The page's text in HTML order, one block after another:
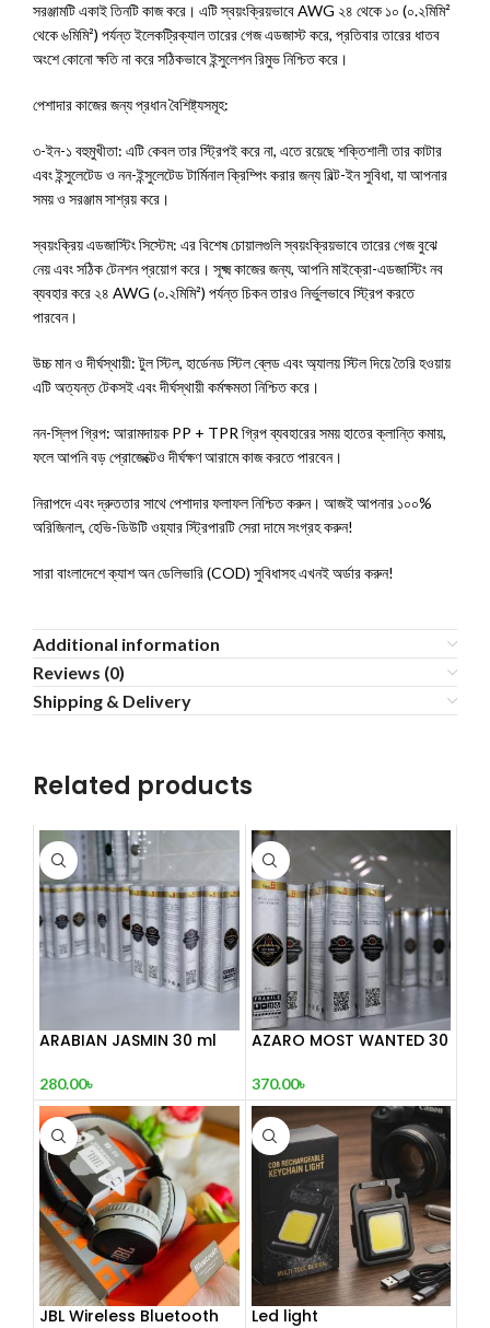
সরঞ্জামটি একাই তিনটি কাজ করে। এটি স্বয়ংক্রিয়ভাবে AWG ২৪ থেকে ১০ (০.২মিমি²
থেকে ৬মিমি²) পর্যন্ত ইলেকট্রিক্যাল তারের গেজ এডজাস্ট করে, প্রতিবার তারের ধাতব
অংশে কোনো ক্ষতি না করে সঠিকভাবে ইন্সুলেশন রিমুভ নিশ্চিত করে।
পেশাদার কাজের জন্য প্রধান বৈশিষ্ট্যসমূহ:
৩-ইন-১ বহুমুখীতা: এটি কেবল তার স্ট্রিপই করে না, এতে রয়েছে শক্তিশালী তার কাটার
এবং ইন্সুলেটেড ও নন-ইন্সুলেটেড টার্মিনাল ক্রিম্পিং করার জন্য বিল্ট-ইন সুবিধা, যা আপনার
সময় ও সরঞ্জাম সাশ্রয় করে।
স্বয়ংক্রিয় এডজাস্টিং সিস্টেম: এর বিশেষ চোয়ালগুলি স্বয়ংক্রিয়ভাবে তারের গেজ বুঝে
নেয় এবং সঠিক টেনশন প্রয়োগ করে। সূক্ষ্ম কাজের জন্য, আপনি মাইক্রো-এডজাস্টিং নব
ব্যবহার করে ২৪ AWG (০.২মিমি²) পর্যন্ত চিকন তারও নির্ভুলভাবে স্ট্রিপ করতে
পারবেন।
উচ্চ মান ও দীর্ঘস্থায়ী: টুল স্টিল, হার্ডেনড স্টিল ব্লেড এবং অ্যালয় স্টিল দিয়ে তৈরি হওয়ায়
এটি অত্যন্ত টেকসই এবং দীর্ঘস্থায়ী কর্মক্ষমতা নিশ্চিত করে।
নন-স্লিপ গ্রিপ: আরামদায়ক PP + TPR গ্রিপ ব্যবহারের সময় হাতের ক্লান্তি কমায়,
ফলে আপনি বড় প্রোজেক্টেও দীর্ঘক্ষণ আরামে কাজ করতে পারবেন।
নিরাপদে এবং দ্রুততার সাথে পেশাদার ফলাফল নিশ্চিত করুন। আজই আপনার ১০০%
অরিজিনাল, হেভি-ডিউটি ওয়্যার স্ট্রিপারটি সেরা দামে সংগ্রহ করুন!
সারা বাংলাদেশে ক্যাশ অন ডেলিভারি (COD) সুবিধাসহ এখনই অর্ডার করুন!
Additional information
Reviews (0)
Shipping & Delivery
Related products
ARABIAN JASMIN 30 ml
280.00৳
AZARO MOST WANTED 30
370.00৳
JBL Wireless Bluetooth
Led light